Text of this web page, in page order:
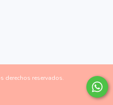
derechos reservados.